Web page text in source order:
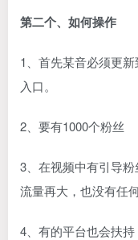
第二个、如何操作
1、首先某音必须更
入口。
2、要有1000个粉丝
3、在视频中有引导
流量再大，也没有任
4、有的平台也会扶